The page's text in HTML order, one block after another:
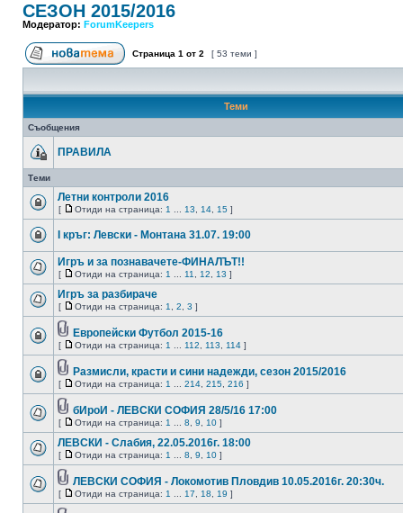
СЕЗОН 2015/2016
Модератор: ForumKeepers
Страница 1 от 2 [ 53 теми ]
Теми
Съобщения
ПРАВИЛА
Теми
Летни контроли 2016
[ Отиди на страница: 1 13 14 15 ]
I кръг: Левски - Монтана 31.07. 19:00
Игръ и за познавачете-ФИНАЛЪТ!!
[ Отиди на страница: 1 11 12 13 ]
Игръ за разбираче
[ Отиди на страница: 1 2 3 ]
Европейски Футбол 2015-16
[ Отиди на страница: 1 112 113 114 ]
Размисли, красти и сини надежди, сезон 2015/2016
[ Отиди на страница: 1 214 215 216 ]
бИроИ - ЛЕВСКИ СОФИЯ 28/5/16 17:00
[ Отиди на страница: 1 8 9 10 ]
ЛЕВСКИ - Слабия, 22.05.2016г. 18:00
[ Отиди на страница: 1 8 9 10 ]
ЛЕВСКИ СОФИЯ - Локомотив Пловдив 10.05.2016г. 20:30ч.
[ Отиди на страница: 1 17 18 19 ]